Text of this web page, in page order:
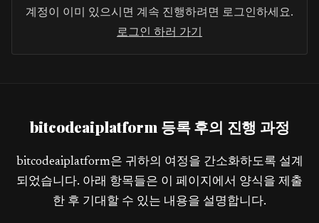
계정이 이미 있으시면 계속 진행하려면 로그인하세요.
로그인 하러 가기
bitcodeaiplatform 등록 후의 진행 과정
bitcodeaiplatform은 귀하의 여정을 간소화하도록 설계
되었습니다. 아래 항목들은 이 페이지에서 양식을 제출
한 후 기대할 수 있는 내용을 설명합니다.